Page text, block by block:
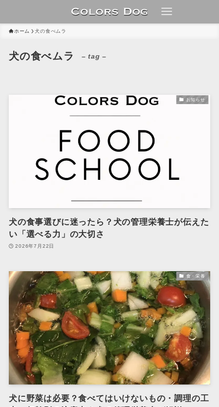
ホーム 犬の食べムラ
犬の食べムラ – tag –
お知らせ
犬の食事選びに迷ったら？犬の管理栄養士が伝えた
い「選べる力」の大切さ
2026年7月22日
食・栄養
犬に野菜は必要？食べてはいけないもの・調理の工